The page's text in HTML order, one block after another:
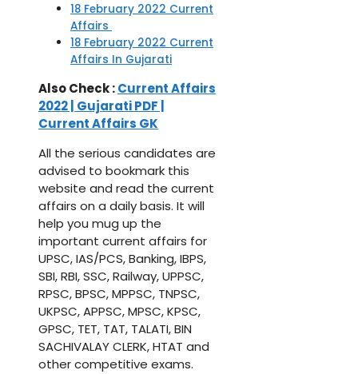
18 February 2022 Current
Affairs
18 February 2022 Current
Affairs In Gujarati
Also Check :Current Affairs
2022 | Gujarati PDF |
Current Affairs GK
All the serious candidates are
advised to bookmark this
website and read the current
affairs on a daily basis. It will
help you mug up the
important current affairs for
UPSC, IAS/PCS, Banking, IBPS,
SBI, RBI, SSC, Railway, UPPSC,
RPSC, BPSC, MPPSC, TNPSC,
UKPSC, APPSC, MPSC, KPSC,
GPSC, TET, TAT, TALATI, BIN
SACHIVALAY CLERK, HTAT and
other competitive exams.